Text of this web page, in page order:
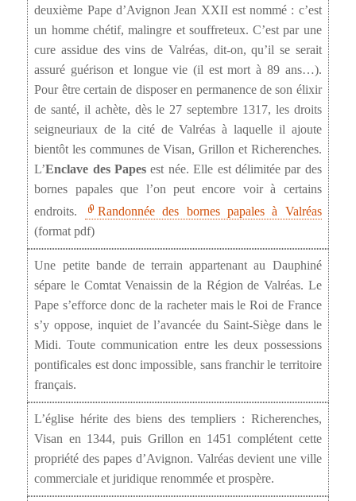
deuxième Pape d’Avignon Jean XXII est nommé : c’est
un homme chétif, malingre et souffreteux. C’est par une
cure assidue des vins de Valréas, dit-on, qu’il se serait
assuré guérison et longue vie (il est mort à 89 ans…).
Pour être certain de disposer en permanence de son élixir
de santé, il achète, dès le 27 septembre 1317, les droits
seigneuriaux de la cité de Valréas à laquelle il ajoute
bientôt les communes de Visan, Grillon et Richerenches.
L’Enclave des Papes est née. Elle est délimitée par des
bornes papales que l’on peut encore voir à certains
endroits.
Randonnée des bornes papales à Valréas
(format pdf)
Une petite bande de terrain appartenant au Dauphiné
sépare le Comtat Venaissin de la Région de Valréas. Le
Pape s’efforce donc de la racheter mais le Roi de France
s’y oppose, inquiet de l’avancée du Saint-Siège dans le
Midi. Toute communication entre les deux possessions
pontificales est donc impossible, sans franchir le territoire
français.
L’église hérite des biens des templiers : Richerenches,
Visan en 1344, puis Grillon en 1451 complétent cette
propriété des papes d’Avignon. Valréas devient une ville
commerciale et juridique renommée et prospère.